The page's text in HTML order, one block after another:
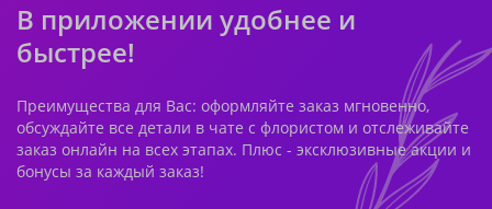
В приложении удобнее и
быстрее!
Преимущества для Вас: оформляйте заказ мгновенно,
обсуждайте все детали в чате с флористом и отслеживайте
заказ онлайн на всех этапах. Плюс - эксклюзивные акции и
бонусы за каждый заказ!